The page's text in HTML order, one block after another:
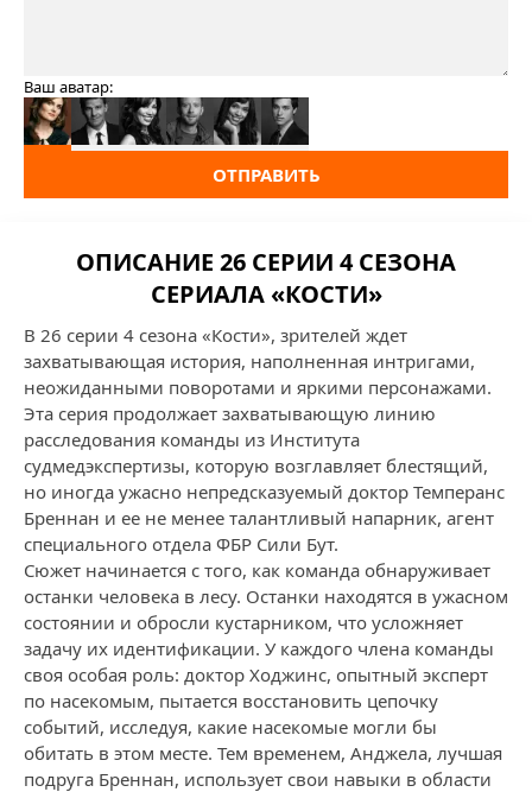
Ваш аватар:
ОТПРАВИТЬ
ОПИСАНИЕ 26 СЕРИИ 4 СЕЗОНА
СЕРИАЛА «КОСТИ»
В 26 серии 4 сезона «Кости», зрителей ждет
захватывающая история, наполненная интригами,
неожиданными поворотами и яркими персонажами.
Эта серия продолжает захватывающую линию
расследования команды из Института
судмедэкспертизы, которую возглавляет блестящий,
но иногда ужасно непредсказуемый доктор Темперанс
Бреннан и ее не менее талантливый напарник, агент
специального отдела ФБР Сили Бут.
Сюжет начинается с того, как команда обнаруживает
останки человека в лесу. Останки находятся в ужасном
состоянии и обросли кустарником, что усложняет
задачу их идентификации. У каждого члена команды
своя особая роль: доктор Ходжинс, опытный эксперт
по насекомым, пытается восстановить цепочку
событий, исследуя, какие насекомые могли бы
обитать в этом месте. Тем временем, Анджела, лучшая
подруга Бреннан, использует свои навыки в области